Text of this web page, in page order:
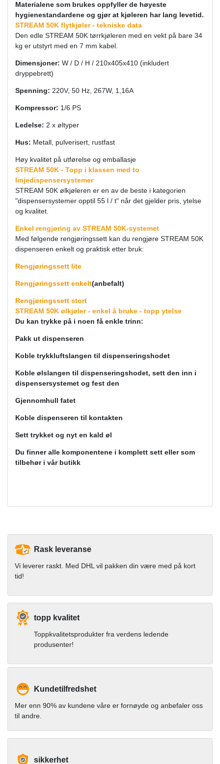
Materialene som brukes oppfyller de høyeste
hygienestandardene og gjør at kjøleren har lang levetid.
STREAM 50K flytkjøler - tekniske data
Den edle STREAM 50K tørrkjøleren med en vekt på bare 34
kg er utstyrt med en 7 mm kabel.
Dimensjoner: W / D / H / 210х405х410 (inkludert
dryppebrett)
Spenning: 220V, 50 Hz, 267W, 1,16A
Kompressor: 1/6 PS
Ledelse: 2 x øltyper
Hus: Metall, pulverisert, rustfast
Høy kvalitet på utførelse og emballasje
STREAM 50K - Topp i klassen med to
linjedispensersystemer
STREAM 50K ølkjøleren er en av de beste i kategorien
"dispensersystemer opptil 55 l / t" når det gjelder pris, ytelse
og kvalitet.
Enkel rengjøring av STREAM 50K-systemet
Med følgende rengjøringssett kan du rengjøre STREAM 50K
dispenseren enkelt og praktisk etter bruk:
Rengjøringssett lite
Rengjøringssett enkelt(anbefalt)
Rengjøringssett stort
STREAM 50K ølkjøler - enkel å bruke - topp ytelse
Du kan trykke på i noen få enkle trinn:
Pakk ut dispenseren
Koble trykkluftslangen til dispenseringshodet
Koble ølslangen til dispenseringshodet, sett den inn i
dispensersystemet og fest den
Gjennomhull fatet
Koble dispenseren til kontakten
Sett trykket og nyt en kald øl
Du finner alle komponentene i komplett sett eller som
tilbehør i vår butikk
Rask leveranse
Vi leverer raskt. Med DHL vil pakken din være med på kort
tid!
topp kvalitet
Toppkvalitetsprodukter fra verdens ledende
produsenter!
Kundetilfredshet
Mer enn 90% av kundene våre er fornøyde og anbefaler oss
til andre.
sikkerhet